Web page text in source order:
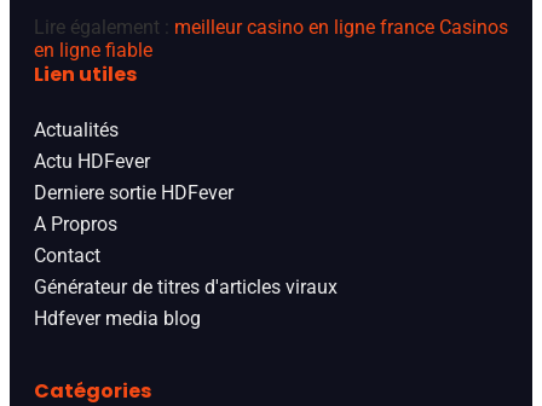
Lire également : meilleur casino en ligne france Casinos
en ligne fiable
Lien utiles
Actualités
Actu HDFever
Derniere sortie HDFever
A Propros
Contact
Générateur de titres d'articles viraux
Hdfever media blog
Catégories